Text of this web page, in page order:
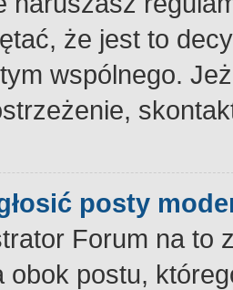
że jest to
wspólnego.
posty
Forum na to
obok postu,